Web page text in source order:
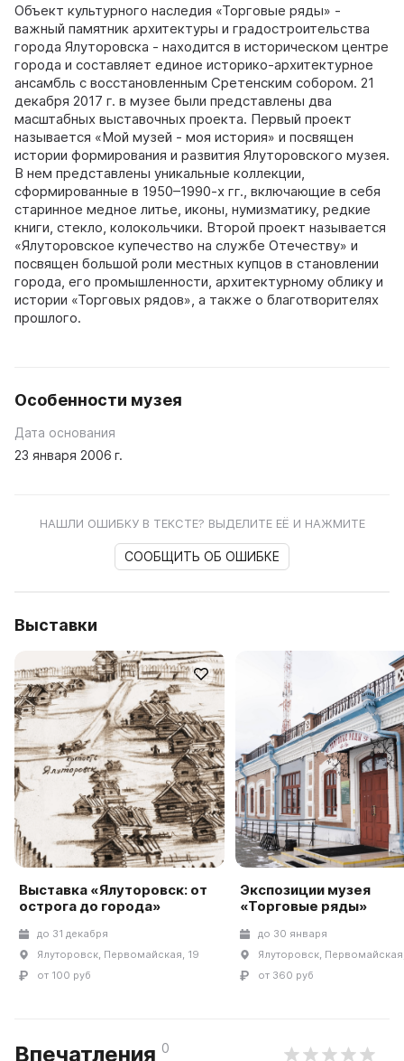
Объект культурного наследия «Торговые ряды» -
важный памятник архитектуры и градостроительства
города Ялуторовска - находится в историческом центре
города и составляет единое историко-архитектурное
ансамбль с восстановленным Сретенским собором. 21
декабря 2017 г. в музее были представлены два
масштабных выставочных проекта. Первый проект
называется «Мой музей - моя история» и посвящен
истории формирования и развития Ялуторовского музея.
В нем представлены уникальные коллекции,
сформированные в 1950–1990-х гг., включающие в себя
старинное медное литье, иконы, нумизматику, редкие
книги, стекло, колокольчики. Второй проект называется
«Ялуторовское купечество на службе Отечеству» и
посвящен большой роли местных купцов в становлении
города, его промышленности, архитектурному облику и
истории «Торговых рядов», а также о благотворителях
прошлого.
Особенности музея
Дата основания
23 января 2006 г.
НАШЛИ ОШИБКУ В ТЕКСТЕ? ВЫДЕЛИТЕ ЕЁ И НАЖМИТЕ
СООБЩИТЬ ОБ ОШИБКЕ
Выставки
Выставка «Ялуторовск: от
острога до города»
до 31 декабря
Ялуторовск, Первомайская, 19
от 100 руб
Экспозиции музея
«Торговые ряды»
до 30 января
Ялуторовск,
от 360 руб
Впечатления 0